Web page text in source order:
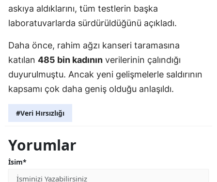
askıya aldıklarını, tüm testlerin başka
laboratuvarlarda sürdürüldüğünü açıkladı.
Daha önce, rahim ağzı kanseri taramasına
katılan 485 bin kadının verilerinin çalındığı
duyurulmuştu. Ancak yeni gelişmelerle saldırının
kapsamı çok daha geniş olduğu anlaşıldı.
#Veri Hırsızlığı
Yorumlar
İsim*